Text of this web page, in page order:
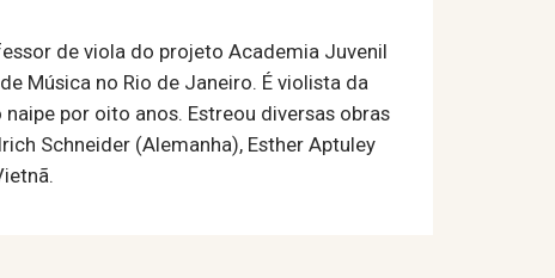
de viola do projeto Academia Juvenil
Música no Rio de Janeiro. É violista da
por oito anos. Estreou diversas obras
Schneider (Alemanha), Esther Aptuley